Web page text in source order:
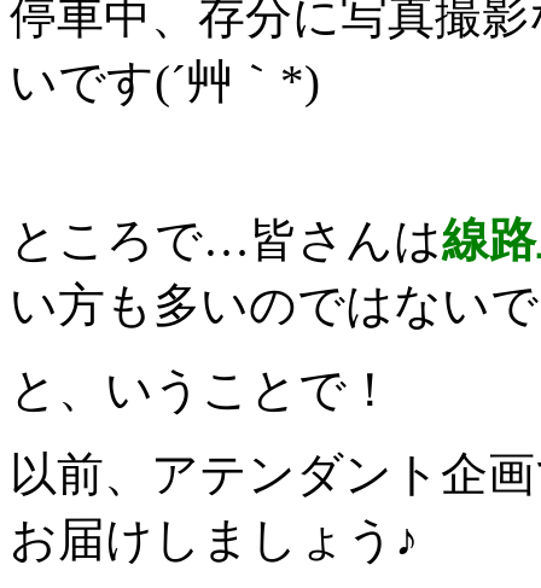
停車中、存分に写真撮
いです(´艸｀*)
ところで…皆さんは線
い方も多いのではない
と、いうことで！
以前、アテンダント企
お届けしましょう♪